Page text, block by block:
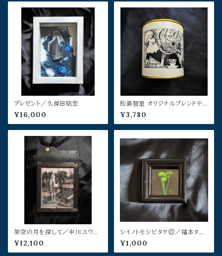
プレゼント／久保田昭宏
¥16,000
松島智里 オリジナルブレンドティ
ー
¥3,780
架空の月を探して／中川ユウヰ
チ
¥12,100
シイノトモシビタケ⑰／福本タダ
シ
¥1,000